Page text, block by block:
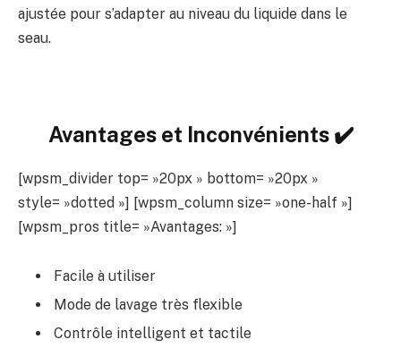
ajustée pour s’adapter au niveau du liquide dans le
seau.
Avantages et Inconvénients ✔️
[wpsm_divider top= »20px » bottom= »20px »
style= »dotted »] [wpsm_column size= »one-half »]
[wpsm_pros title= »Avantages: »]
Facile à utiliser
Mode de lavage très flexible
Contrôle intelligent et tactile